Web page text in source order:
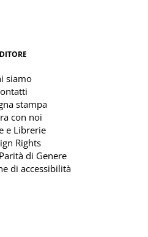
siamo
stampa
con noi
e Librerie
Rights
di Genere
di accessibilità